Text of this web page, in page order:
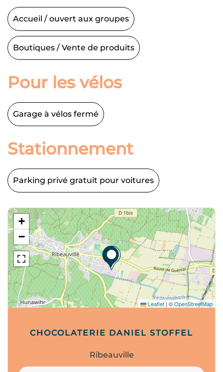
Accueil / ouvert aux groupes
Boutiques / Vente de produits
Pour les vélos
Garage à vélos fermé
Stationnement
Parking privé gratuit pour voitures
+
−
Leaflet | ©OpenStreetMap
CHOCOLATERIE DANIEL STOFFEL
Ribeauville